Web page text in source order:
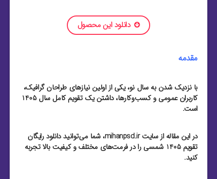
دانلود این محصول
مقدمه
با نزدیک شدن به سال نو، یکی از اولین نیازهای طراحان گرافیک،
کاربران عمومی و کسب‌و‌کارها، داشتن یکتقویم کامل سال 1405
است.
در این مقاله از سایتmihanpsd.ir، شما می‌توانیددانلود رایگان
تقویم 1405 شمسی
را در فرمت‌های مختلف و کیفیت بالا تجربه
کنید.